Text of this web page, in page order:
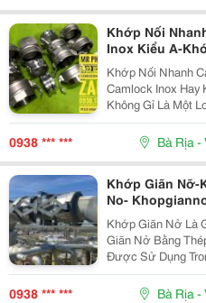
Khớp Nối
Inox Kiểu A-
Nối Nhanh
Nhanh-Khớp
Nhanh Bằng
Đồng
Khớp Nối Nhanh Camlock
Camlock Inox Hay
Không Gỉ Là Một
Nối Và Tháo Rời
Dẫn Trong Nhiều
0938 *** *** Bà Rịa -
Khớp Giãn Nỡ-
No-
Mềm- Khop
Giãn Nở Nhiệt-
Giãn Kim Loại-
Mềm Inox
Khớp Giãn Nở Là Gì ? Khớp Giãn Nở Hay
Giãn Nở Bằng
Được Sử Dụng
Thụ Chuyển
Bù Trừ Sự Giãn
0938 *** *** Bà Rịa -